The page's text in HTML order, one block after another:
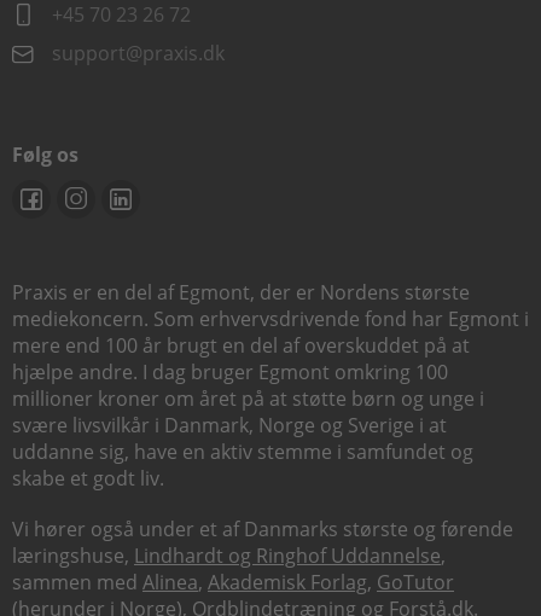
+45 70 23 26 72
support@praxis.dk
Følg os
Praxis er en del af Egmont, der er Nordens største
mediekoncern. Som erhvervsdrivende fond har Egmont i
mere end 100 år brugt en del af overskuddet på at
hjælpe andre. I dag bruger Egmont omkring 100
millioner kroner om året på at støtte børn og unge i
svære livsvilkår i Danmark, Norge og Sverige i at
uddanne sig, have en aktiv stemme i samfundet og
skabe et godt liv.
Vi hører også under et af Danmarks største og førende
læringshuse, Lindhardt og Ringhof Uddannelse,
sammen med Alinea, Akademisk Forlag, GoTutor
(herunder i Norge), Ordblindetræning og Forstå.dk.